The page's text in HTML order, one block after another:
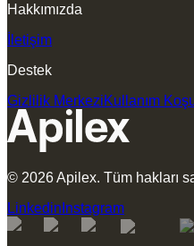
Hakkımızda
İletişim
Destek
Gizlilik MerkeziKullanım
© 2026Apilex. Tüm hakları
Linkedin Instagram